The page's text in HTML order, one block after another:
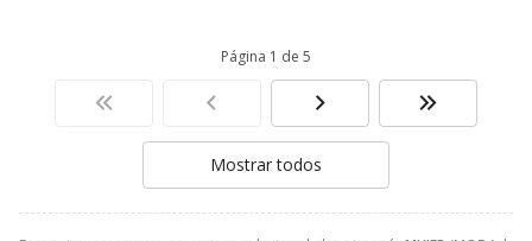
Página 1 de 5
Mostrar todos